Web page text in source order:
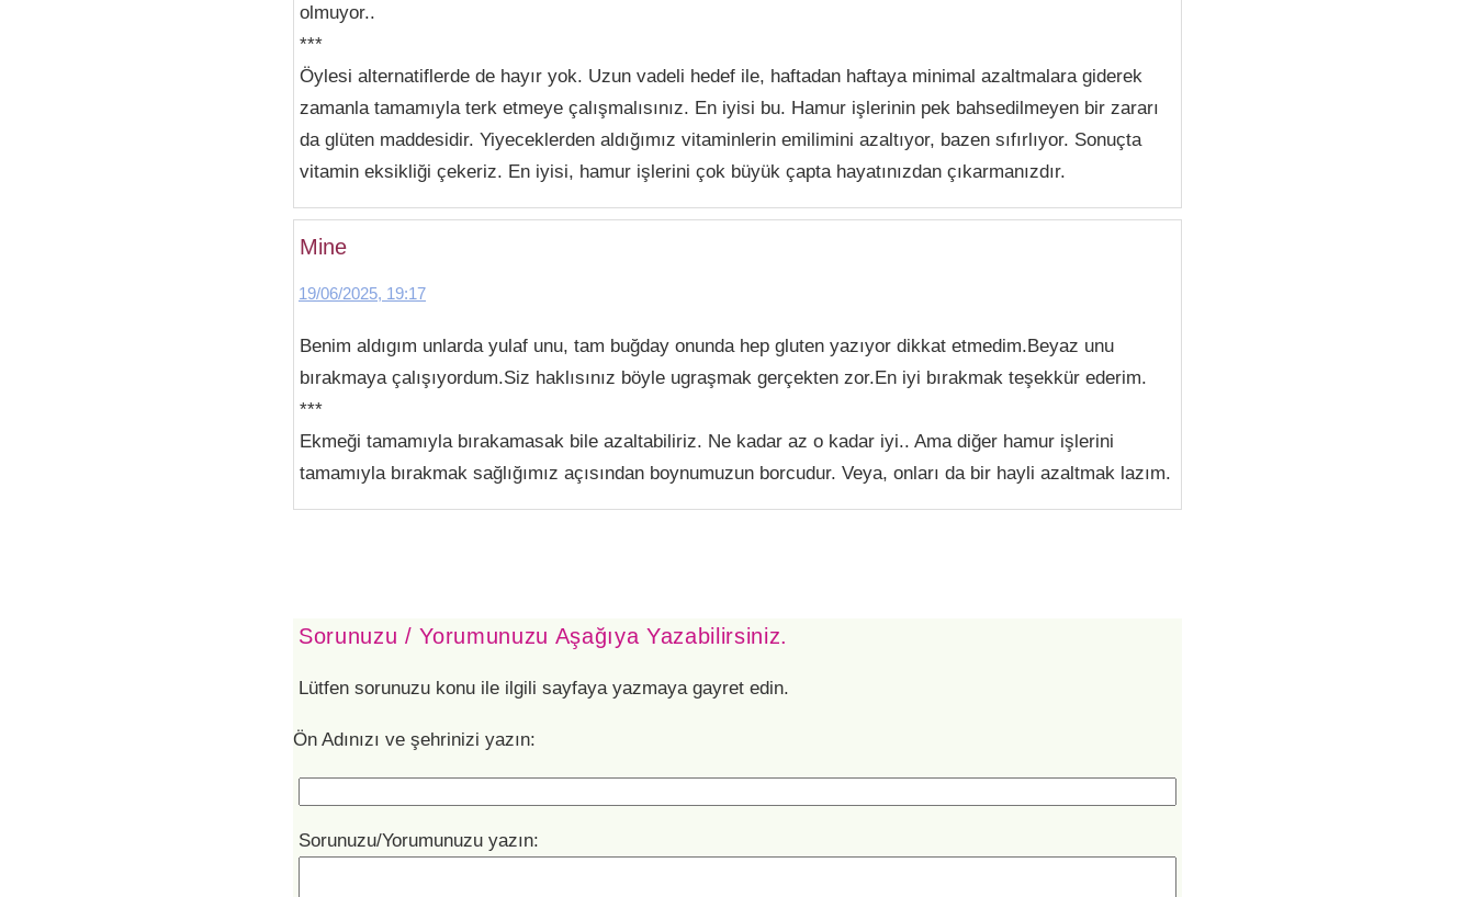
olmuyor..
***
Öylesi alternatiflerde de hayır yok. Uzun vadeli hedef ile, haftadan haftaya minimal azaltmalara giderek
zamanla tamamıyla terk etmeye çalışmalısınız. En iyisi bu. Hamur işlerinin pek bahsedilmeyen bir zararı
da glüten maddesidir. Yiyeceklerden aldığımız vitaminlerin emilimini azaltıyor, bazen sıfırlıyor. Sonuçta
vitamin eksikliği çekeriz. En iyisi, hamur işlerini çok büyük çapta hayatınızdan çıkarmanızdır.
Mine
19/06/2025, 19:17
Benim aldıgım unlarda yulaf unu, tam buğday onunda hep gluten yazıyor dikkat etmedim.Beyaz unu
bırakmaya çalışıyordum.Siz haklısınız böyle ugraşmak gerçekten zor.En iyi bırakmak teşekkür ederim.
***
Ekmeği tamamıyla bırakamasak bile azaltabiliriz. Ne kadar az o kadar iyi.. Ama diğer hamur işlerini
tamamıyla bırakmak sağlığımız açısından boynumuzun borcudur. Veya, onları da bir hayli azaltmak lazım.
Sorunuzu / Yorumunuzu Aşağıya Yazabilirsiniz.
Lütfen sorunuzu konu ile ilgili sayfaya yazmaya gayret edin.
Ön Adınızı ve şehrinizi yazın:
Sorunuzu/Yorumunuzu yazın: